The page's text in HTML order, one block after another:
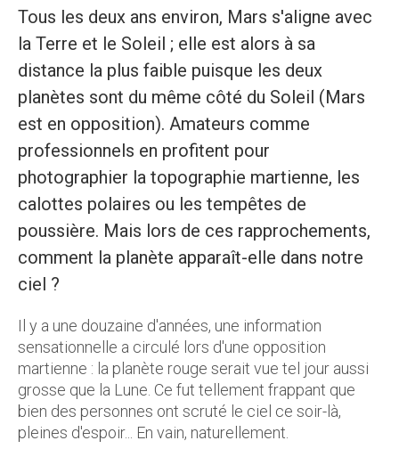
Tous les deux ans environ, Mars s'aligne avec
la Terre et le Soleil ; elle est alors à sa
distance la plus faible puisque les deux
planètes sont du même côté du Soleil (Mars
est en opposition). Amateurs comme
professionnels en profitent pour
photographier la topographie martienne, les
calottes polaires ou les tempêtes de
poussière. Mais lors de ces rapprochements,
comment la planète apparaît-elle dans notre
ciel ?
Il y a une douzaine d'années, une information
sensationnelle a circulé lors d'une opposition
martienne : la planète rouge serait vue tel jour aussi
grosse que la Lune. Ce fut tellement frappant que
bien des personnes ont scruté le ciel ce soir-là,
pleines d'espoir... En vain, naturellement.